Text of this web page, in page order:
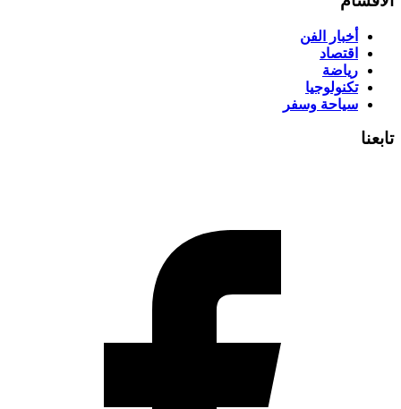
أخبار الفن
اقتصاد
رياضة
تكنولوجيا
سياحة وسفر
تابعنا